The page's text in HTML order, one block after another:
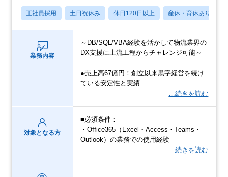
正社員採用 土日祝休み 休日120日以上 産休・育休あり
業務内容
～DB/SQL/VBA経験を活かして物流業界の
DX支援に上流工程からチャレンジ可能～
●売上高67億円！創立以来黒字経営を続け
ている安定性と実績
…続きを読む
対象となる方
■必須条件：
・Office365（Excel・Access・Teams・
Outlook）の業務での使用経験
…続きを読む